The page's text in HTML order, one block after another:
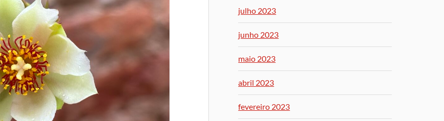
julho 2023
junho 2023
maio 2023
abril 2023
fevereiro 2023